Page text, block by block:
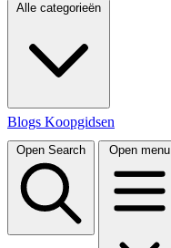
Alle categorieën
Blogs Koopgidsen
Open Search Open menu